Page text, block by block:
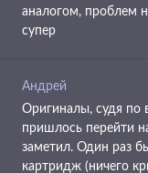
аналогом, проблем
супер
Андрей
Оригиналы, судя по
пришлось перейти
заметил. Один раз
картридж (ничего